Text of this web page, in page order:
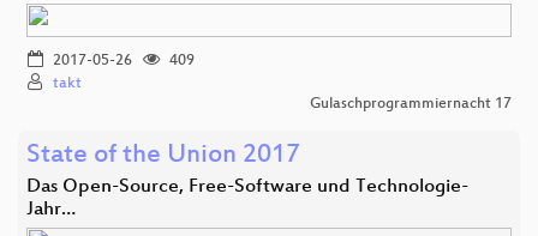
2017-05-26
409
takt
Gulaschprogrammiernacht 17
State of the Union 2017
Das Open-Source, Free-Software und Technologie-
Jahr…